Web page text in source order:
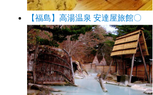
【福島】高湯温泉 安達屋旅館〇